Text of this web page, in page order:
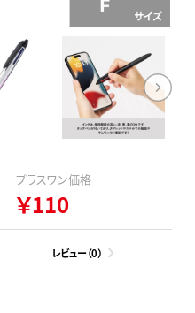
プラスワン価格
￥110
レビュー（0）